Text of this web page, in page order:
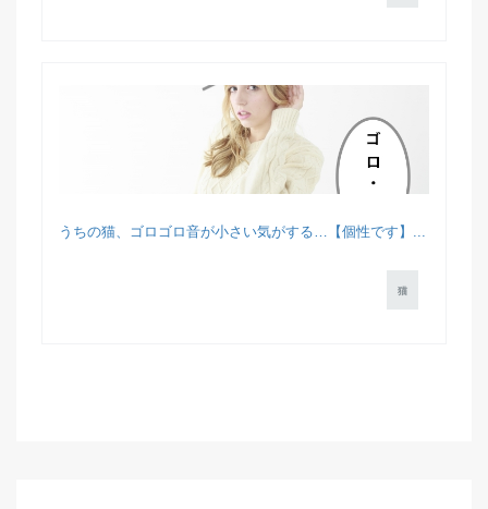
うちの猫、ゴロゴロ音が小さい気がする…【個性です】...
猫